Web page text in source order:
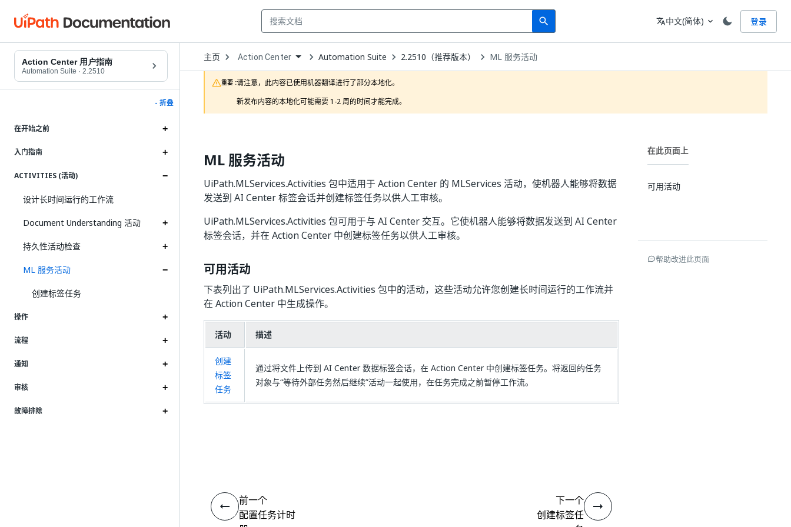
search
Search 语言
translate中文(简体) expand_more 登录
Action Center 用户指南
Automation Suite · 2.2510
- 折叠
在开始之前
入门指南
ACTIVITIES (活动)
设计长时间运行的工作流
Document Understanding 活动
持久性活动检查
ML 服务活动
创建标签任务
操作
流程
通知
审核
故障排除
主页 Open
Dropdown
to
choose
product
Action Center Automation Suite 2.2510（推荐版本） ML 服务活动
重要 :请注意，此内容已使用机器翻译进行了部分本地化。
新发布内容的本地化可能需要 1-2 周的时间才能完成。
ML 服务活动
UiPath.MLServices.Activities 包中适用于 Action Center 的 MLServices 活动，使机器人能够将数据
发送到 AI Center 标签会话并创建标签任务以供人工审核。
UiPath.MLServices.Activities 包可用于与 AI Center 交互。它使机器人能够将数据发送到 AI Center
标签会话，并在 Action Center 中创建标签任务以供人工审核。
可用活动
下表列出了 UiPath.MLServices.Activities 包中的活动，这些活动允许您创建长时间运行的工作流并
在 Action Center 中生成操作。
活动 描述
创建
标签
任务
通过将文件上传到 AI Center 数据标签会话，在 Action Center 中创建标签任务。将返回的任务
对象与“等待外部任务然后继续”活动一起使用，在任务完成之前暂停工作流。
在此页面上
可用活动
帮助改进此页面
前一个
配置任务计时
下一个
创建标签任